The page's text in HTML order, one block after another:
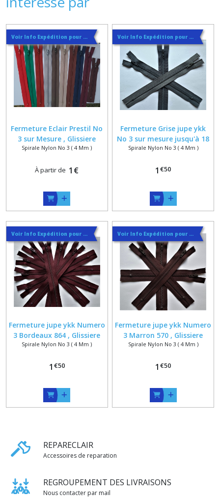
Voir Info Expédition pour Régler les Frais de Port au Meilleur Prix , En haut d'ecran à Droite
Fermeture Eclair Prestil No
3 sur Mesure , Glissiere
Spirale 4,2 x 2 mm , 10
18 cm
Spirale Nylon No 3 ( 4 Mm )
À partir de 1 €
Voir Info Expédition pour Régler les Frais de Port au Meilleur Prix , En haut d'ecran à Droite
Fermeture Grise jupe ykk
No 3 sur mesure jusqu'à 18
cm , Glissiere Spirale Nylon
Leger
Spirale Nylon No 3 ( 4 Mm )
1 €50
Voir Info Expédition pour Régler les Frais de Port au Meilleur Prix , En haut d'ecran à Droite
Fermeture jupe ykk Numero
3 Bordeaux 864 , Glissiere
Spirale Nylon 4 x 1.8 mm ,
cm
Spirale Nylon No 3 ( 4 Mm )
1 €50
Voir Info Expédition pour Régler les Frais de Port au Meilleur Prix , En haut d'ecran à Droite
Fermeture jupe ykk Numero
3 Marron 570 , Glissiere
Spirale Nylon 4 x 1.8 mm ,
cm
Spirale Nylon No 3 ( 4 Mm )
1 €50
REPARECLAIR
Accessoires de reparation
REGROUPEMENT DES LIVRAISONS
Nous contacter par mail